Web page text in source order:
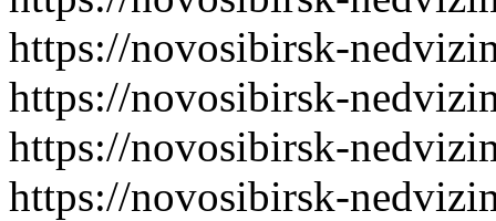
https://novosibirsk-
https://novosibirsk-
https://novosibirsk-
https://novosibirsk-